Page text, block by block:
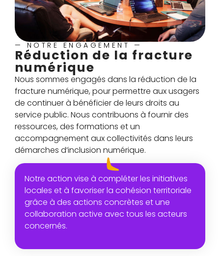
— NOTRE ENGAGEMENT —
Réduction de la fracture
numérique
Nous sommes engagés dans la réduction de la
fracture numérique, pour permettre aux usagers
de continuer à bénéficier de leurs droits au
service public. Nous contribuons à fournir des
ressources, des formations et un
accompagnement aux collectivités dans leurs
démarches d’inclusion numérique.
Notre action vise à compléter les initiatives
locales et à favoriser la cohésion territoriale
grâce à des actions concrètes et une
collaboration active avec tous les acteurs
concernés.